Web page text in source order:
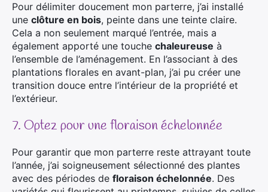
Pour délimiter doucement mon parterre, j’ai installé
une clôture en bois, peinte dans une teinte claire.
Cela a non seulement marqué l’entrée, mais a
également apporté une touche chaleureuse à
l’ensemble de l’aménagement. En l’associant à des
plantations florales en avant-plan, j’ai pu créer une
transition douce entre l’intérieur de la propriété et
l’extérieur.
7. Optez pour une floraison échelonnée
Pour garantir que mon parterre reste attrayant toute
l’année, j’ai soigneusement sélectionné des plantes
avec des périodes de floraison échelonnée. Des